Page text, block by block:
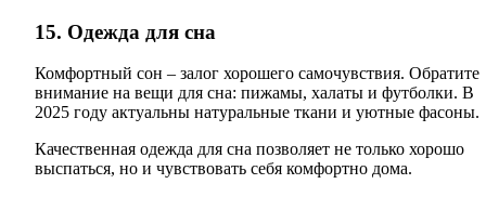
15. Одежда для сна
Комфортный сон – залог хорошего самочувствия. Обратите
внимание на вещи для сна: пижамы, халаты и футболки. В
2025 году актуальны натуральные ткани и уютные фасоны.
Качественная одежда для сна позволяет не только хорошо
выспаться, но и чувствовать себя комфортно дома.